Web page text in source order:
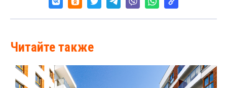
Читайте также